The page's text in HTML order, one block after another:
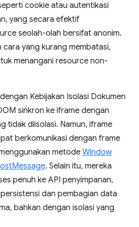
cookie atau autentikasi
yang secara efektif
seolah-olah bersifat anonim.
cara yang kurang membatasi,
menangani resource non-
Kebijakan Isolasi Dokumen
sinkron ke iframe dengan
tidak diisolasi. Namun, iframe
berkomunikasi dengan frame
metode Window
. Selain itu, mereka
penuh ke API penyimpanan,
dan pembagian data
bahkan dengan isolasi yang